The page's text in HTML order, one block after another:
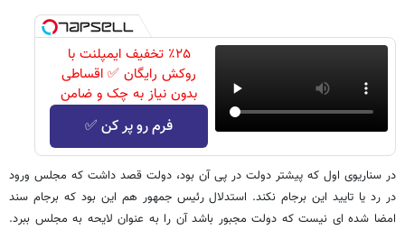
٪۲۵ تخفیف ایمپلنت با
روکش رایگان ✅ اقساطی
بدون نیاز به چک و ضامن
فرم رو پر کن ✅
در سناریوی اول که پیشتر دولت در پی آن بود، دولت قصد داشت که مجلس ورود
در رد یا تایید این برجام نکند. استدلال رئیس جمهور هم این بود که برجام سند
امضا شده ای نیست که دولت مجبور باشد آن را به عنوان لایحه به مجلس ببرد.